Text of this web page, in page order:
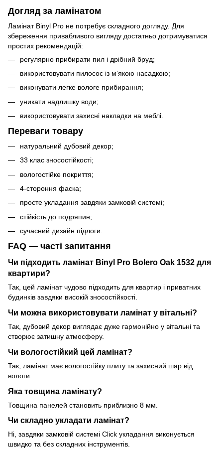
Догляд за ламінатом
Ламінат Binyl Pro не потребує складного догляду. Для
збереження привабливого вигляду достатньо дотримуватися
простих рекомендацій:
регулярно прибирати пил і дрібний бруд;
використовувати пилосос із м’якою насадкою;
виконувати легке вологе прибирання;
уникати надлишку води;
використовувати захисні накладки на меблі.
Переваги товару
натуральний дубовий декор;
33 клас зносостійкості;
вологостійке покриття;
4-стороння фаска;
просте укладання завдяки замковій системі;
стійкість до подряпин;
сучасний дизайн підлоги.
FAQ — часті запитання
Чи підходить ламінат Binyl Pro Bolero Oak 1532 для
квартири?
Так, цей ламінат чудово підходить для квартир і приватних
будинків завдяки високій зносостійкості.
Чи можна використовувати ламінат у вітальні?
Так, дубовий декор виглядає дуже гармонійно у вітальні та
створює затишну атмосферу.
Чи вологостійкий цей ламінат?
Так, ламінат має вологостійку плиту та захисний шар від
вологи.
Яка товщина ламінату?
Товщина панелей становить приблизно 8 мм.
Чи складно укладати ламінат?
Ні, завдяки замковій системі Click укладання виконується
швидко та без складних інструментів.